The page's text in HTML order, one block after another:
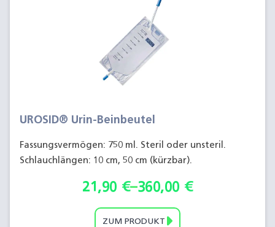
UROSID® Urin-Beinbeutel
Fassungsvermögen: 750 ml. Steril oder unsteril.
Schlauchlängen: 10 cm, 50 cm (kürzbar).
21,90 €–360,00 €
ZUM PRODUKT